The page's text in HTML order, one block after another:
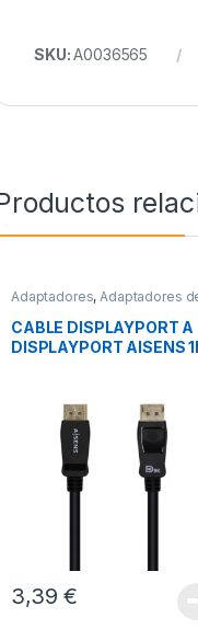
SKU:A0036565
Adaptadores,Adaptadores
Video
Conectividad
CABLE DISPLAYPORT A
DISPLAYPORT AISENS
3,39€